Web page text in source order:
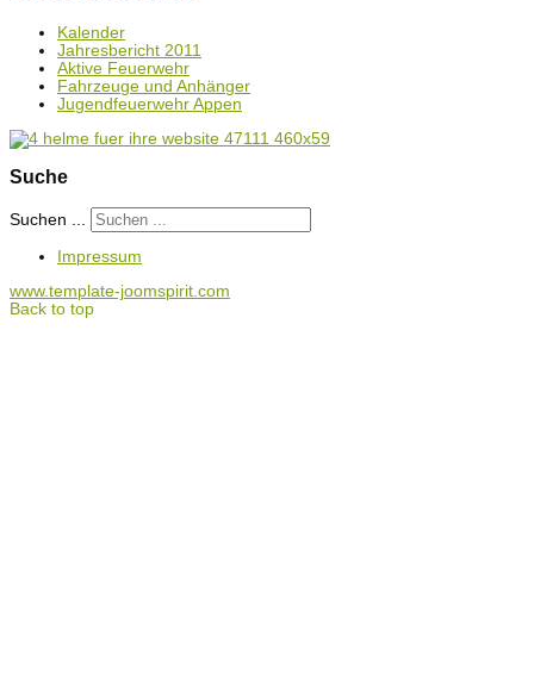
Kalender
Jahresbericht 2011
Aktive Feuerwehr
Fahrzeuge und Anhänger
Jugendfeuerwehr Appen
Suche
Suchen ...
Impressum
www.template-joomspirit.com
Back to top